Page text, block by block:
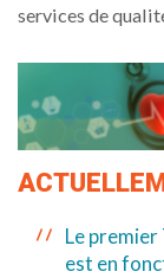
services de
Le premier
est en